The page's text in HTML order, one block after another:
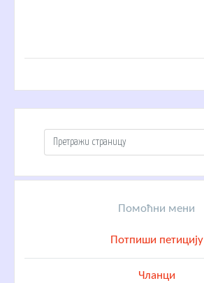
Помоћни мени
Потпиши петицију
Чланци